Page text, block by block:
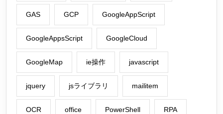
GAS GCP GoogleAppScript
GoogleAppsScript GoogleCloud
GoogleMap ie操作 javascript
jquery jsライブラリ mailitem
OCR office PowerShell RPA